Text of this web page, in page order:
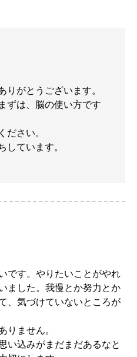
りがとうございます。
ずは、脳の使い方です
ださい。
しています。
です。やりたいことがやれ
ました。我慢とか努力とか
、気づけていないところが
りません。
い込みがまだまだあるなと